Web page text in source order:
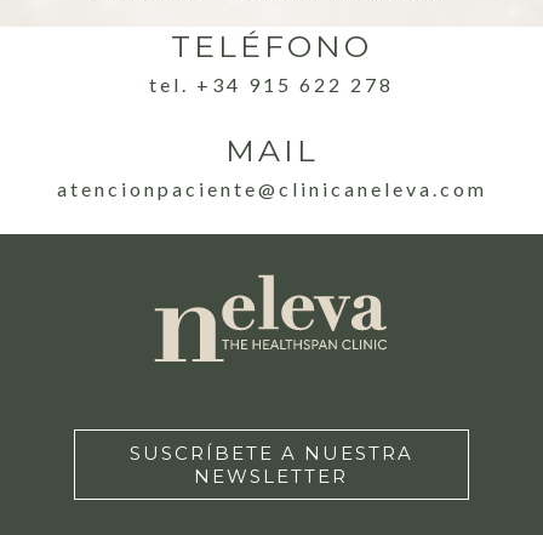
TELÉFONO
tel. +34 915 622 278
MAIL
atencionpaciente@clinicaneleva.com
SUSCRÍBETE A NUESTRA
NEWSLETTER